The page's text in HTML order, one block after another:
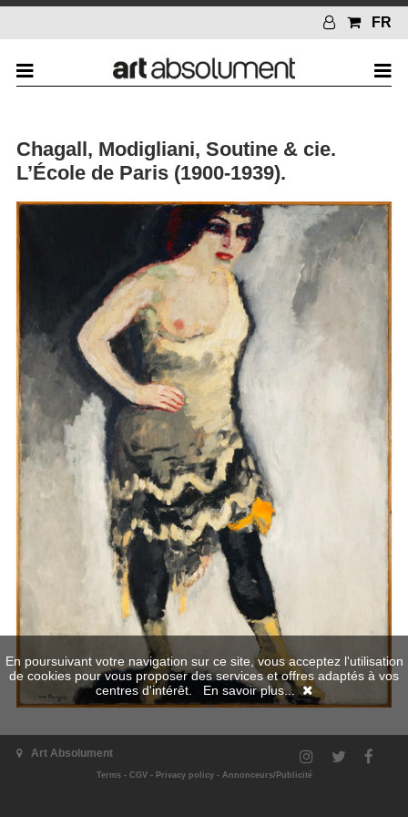
FR
Chagall, Modigliani, Soutine & cie.
L’École de Paris (1900-1939).
Art Absolument
Terms- CGV- Privacy policy- Annonceurs/Publicité
En poursuivant votre navigation sur ce site, vous acceptez l'utilisation
de cookies pour vous proposer des services et offres adaptés à vos
centres d'intérêt. En savoir plus...